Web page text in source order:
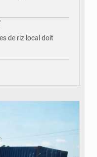
de riz local doit